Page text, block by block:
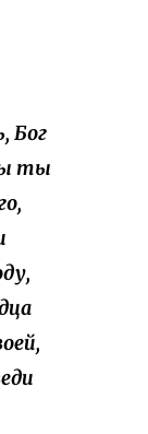
Бог
ты